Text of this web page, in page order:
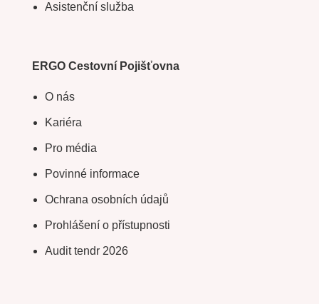
Asistenční služba
ERGO Cestovní Pojišťovna
O nás
Kariéra
Pro média
Povinné informace
Ochrana osobních údajů
Prohlášení o přístupnosti
Audit tendr 2026